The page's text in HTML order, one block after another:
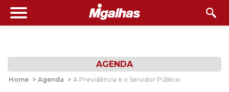
AGENDA
Home > Agenda > A Previdência e o Servidor Público